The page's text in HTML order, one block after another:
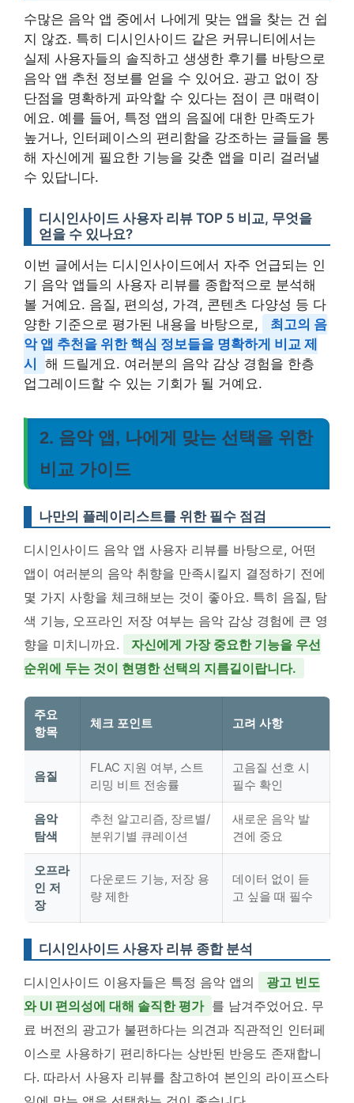
수많은 음악 앱 중에서 나에게 맞는 앱을 찾는 건 쉽
지 않죠. 특히 디시인사이드 같은 커뮤니티에서는
실제 사용자들의 솔직하고 생생한 후기를 바탕으로
음악 앱 추천 정보를 얻을 수 있어요. 광고 없이 장
단점을 명확하게 파악할 수 있다는 점이 큰 매력이
에요. 예를 들어, 특정 앱의 음질에 대한 만족도가
높거나, 인터페이스의 편리함을 강조하는 글들을 통
해 자신에게 필요한 기능을 갖춘 앱을 미리 걸러낼
수 있답니다.
디시인사이드 사용자 리뷰 TOP 5 비교, 무엇을
얻을 수 있나요?
이번 글에서는 디시인사이드에서 자주 언급되는 인
기 음악 앱들의 사용자 리뷰를 종합적으로 분석해
볼 거예요. 음질, 편의성, 가격, 콘텐츠 다양성 등 다
양한 기준으로 평가된 내용을 바탕으로,
최고의 음
악 앱 추천을 위한 핵심 정보들을 명확하게 비교 제
시 해 드릴게요. 여러분의 음악 감상 경험을 한층
업그레이드할 수 있는 기회가 될 거예요.
2. 음악 앱, 나에게 맞는 선택을 위한
비교 가이드
나만의 플레이리스트를 위한 필수 점검
디시인사이드 음악 앱 사용자 리뷰를 바탕으로, 어떤
앱이 여러분의 음악 취향을 만족시킬지 결정하기 전에
몇 가지 사항을 체크해보는 것이 좋아요. 특히 음질, 탐
색 기능, 오프라인 저장 여부는 음악 감상 경험에 큰 영
향을 미치니까요.
자신에게 가장 중요한 기능을 우선
순위에 두는 것이 현명한 선택의 지름길이랍니다.
주요
항목
체크 포인트 고려 사항
음질
FLAC 지원 여부, 스트
리밍 비트 전송률
고음질 선호 시
필수 확인
음악
탐색
추천 알고리즘, 장르별/
분위기별 큐레이션
새로운 음악 발
견에 중요
오프라
인 저
장
다운로드 기능, 저장 용
량 제한
데이터 없이 듣
고 싶을 때 필수
디시인사이드 사용자 리뷰 종합 분석
디시인사이드 이용자들은 특정 음악 앱의
광고 빈도
와 UI 편의성에 대해 솔직한 평가 를 남겨주었어요. 무
료 버전의 광고가 불편하다는 의견과 직관적인 인터페
이스로 사용하기 편리하다는 상반된 반응도 존재합니
다. 따라서 사용자 리뷰를 참고하여 본인의 라이프스타